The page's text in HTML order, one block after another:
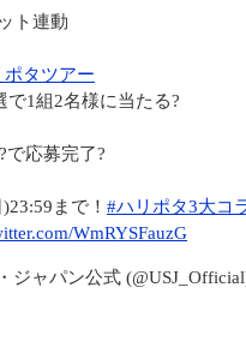
ト連動
ポタツアー
1組2名様に当たる?
で応募完了?
まで！ #ハリポタ3大コ
WmRYSFauzG
ジャパン公式